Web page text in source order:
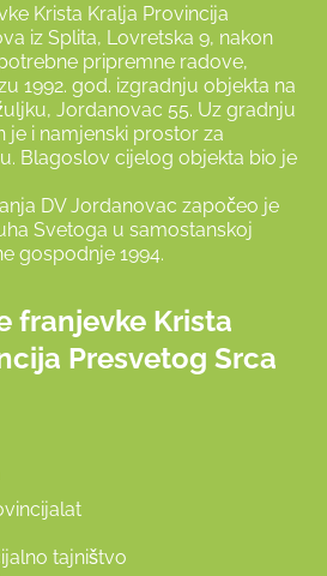
Krista Kralja Provincija
iz Splita, Lovretska 9, nakon
pripremne radove,
1992. god. izgradnju objekta na
Jordanovac 55. Uz gradnju
je i namjenski prostor za
Blagoslov cijelog objekta bio je
DV Jordanovac započeo je
Svetoga u samostanskoj
gospodnje 1994.
franjevke Krista
Presvetog Srca
tajništvo